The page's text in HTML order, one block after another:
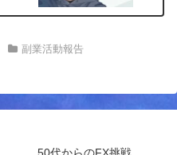
副業活動報告